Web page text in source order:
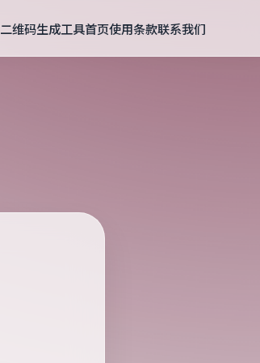
二维码生成工具首页使用条款联系我们